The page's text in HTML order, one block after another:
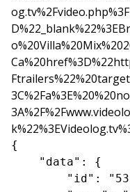
{
    "data": {
"id":